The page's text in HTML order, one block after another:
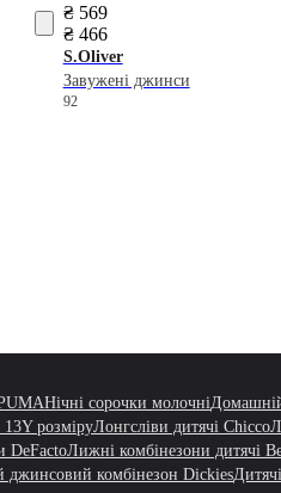
₴ 569
₴ 466
S.Oliver
Завужені джинси
92
Нічні сорочки молочні
13Y розміруЛонгсліви дитячі Chicco
DeFactoЛижні комбінезони дитячі
джинсовий комбінезон Dickies